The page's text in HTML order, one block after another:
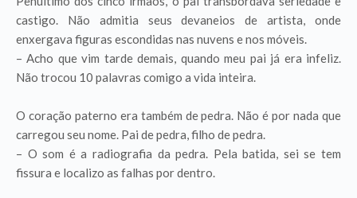
castigo. Não admitia seus devaneios de artista, onde
enxergava figuras escondidas nas nuvens e nos móveis.
– Acho que vim tarde demais, quando meu pai já era infeliz.
Não trocou 10 palavras comigo a vida inteira.
O coração paterno era também de pedra. Não é por nada que
carregou seu nome. Pai de pedra, filho de pedra.
– O som é a radiografia da pedra. Pela batida, sei se tem
fissura e localizo as falhas por dentro.